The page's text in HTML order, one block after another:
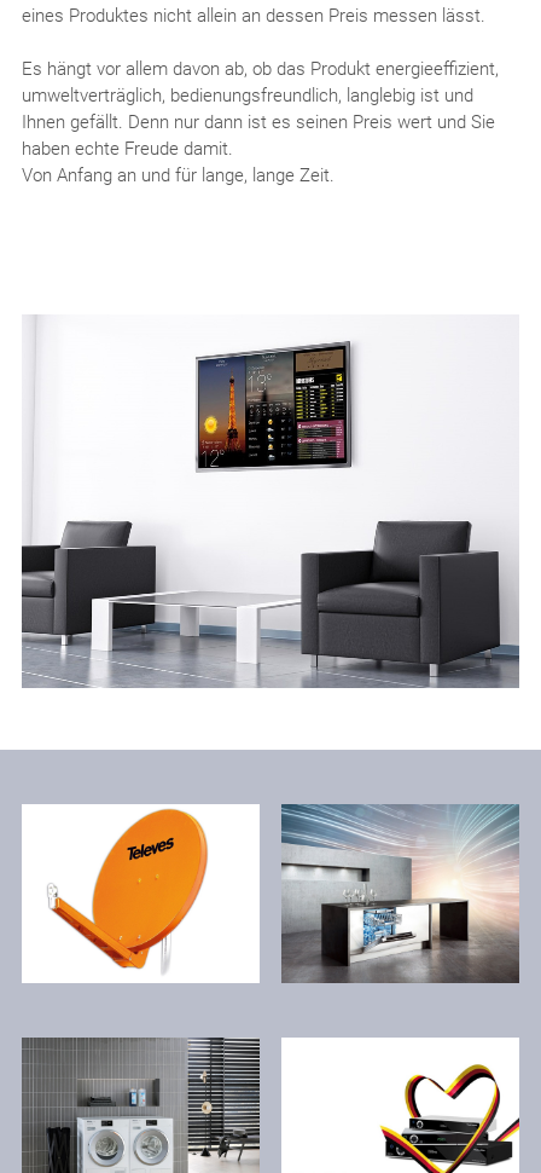
eines Produktes nicht allein an dessen Preis messen lässt.
Es hängt vor allem davon ab, ob das Produkt energieeffizient,
umweltverträglich, bedienungsfreundlich, langlebig ist und
Ihnen gefällt. Denn nur dann ist es seinen Preis wert und Sie
haben echte Freude damit.
Von Anfang an und für lange, lange Zeit.